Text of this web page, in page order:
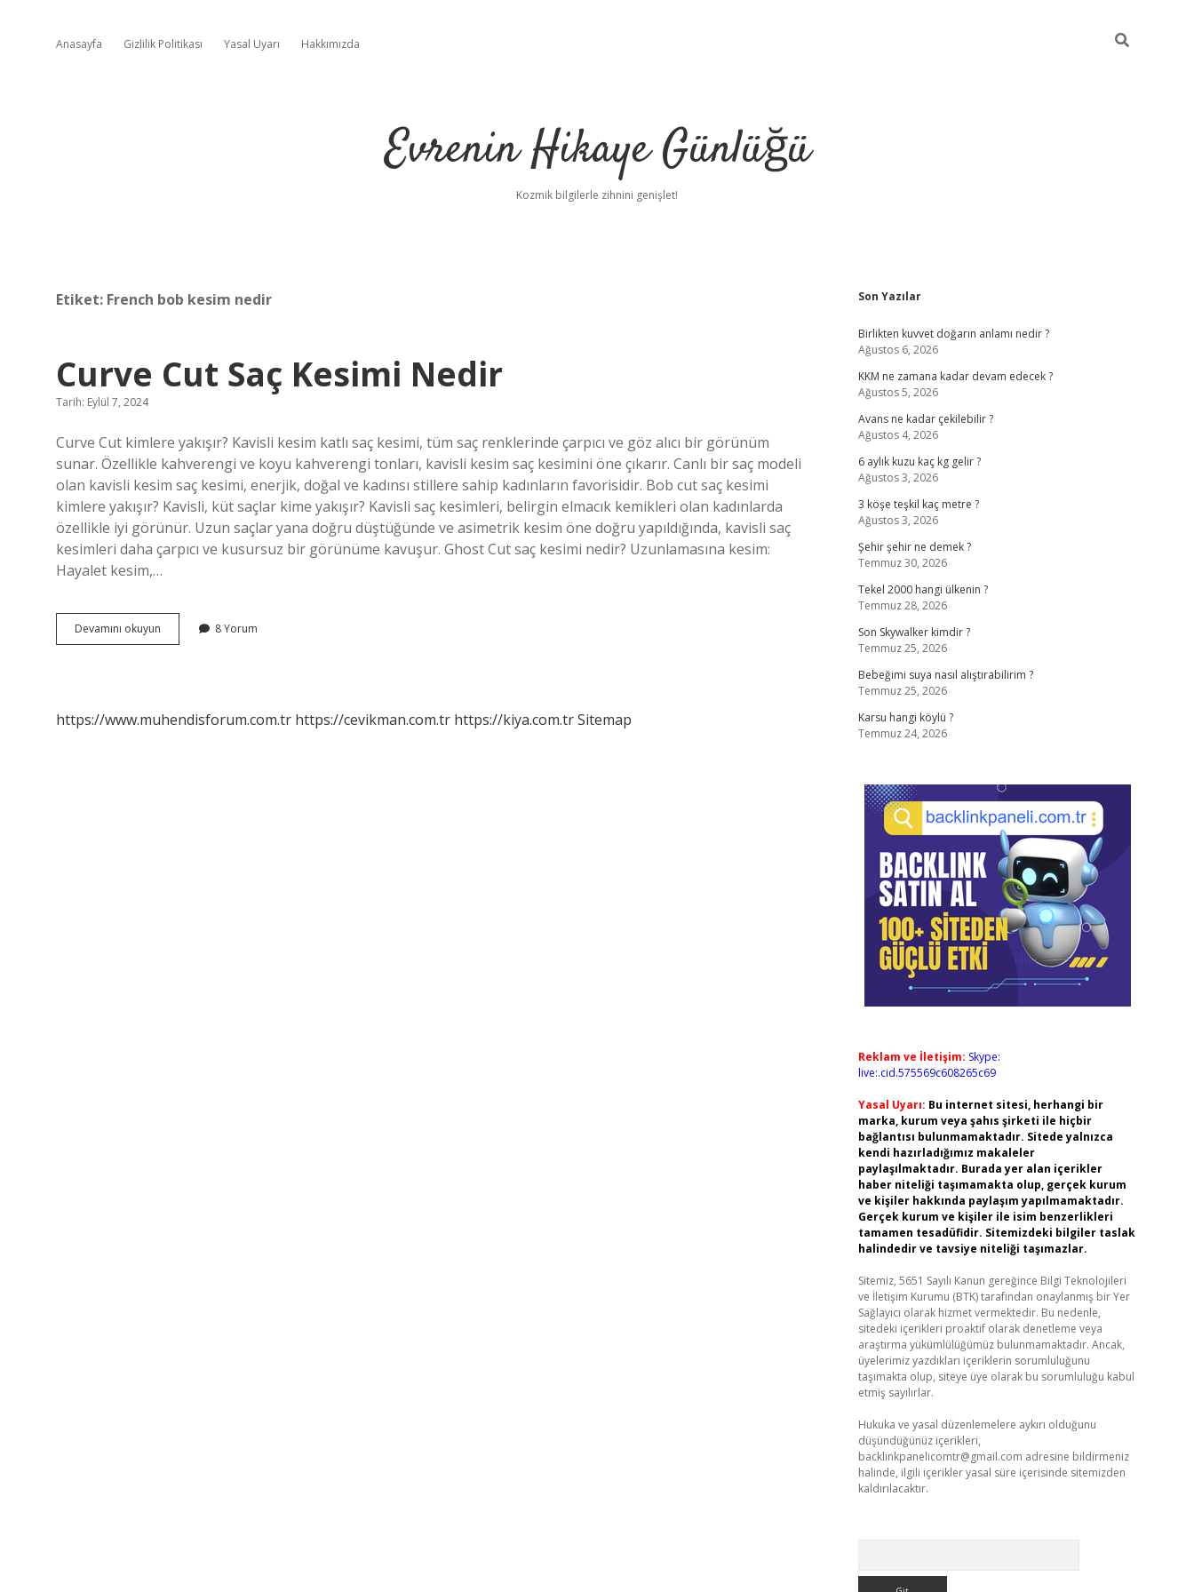
Anasayfa Gizlilik Politikası Yasal Uyarı Hakkımızda
Evrenin Hikaye Günlüğü
Kozmik bilgilerle zihnini genişlet!
Etiket: French bob kesim nedir
Curve Cut Saç Kesimi Nedir
Tarih: Eylül 7, 2024
Curve Cut kimlere yakışır? Kavisli kesim katlı saç kesimi, tüm saç renklerinde çarpıcı ve göz alıcı bir görünüm
sunar. Özellikle kahverengi ve koyu kahverengi tonları, kavisli kesim saç kesimini öne çıkarır. Canlı bir saç modeli
olan kavisli kesim saç kesimi, enerjik, doğal ve kadınsı stillere sahip kadınların favorisidir. Bob cut saç kesimi
kimlere yakışır? Kavisli, küt saçlar kime yakışır? Kavisli saç kesimleri, belirgin elmacık kemikleri olan kadınlarda
özellikle iyi görünür. Uzun saçlar yana doğru düştüğünde ve asimetrik kesim öne doğru yapıldığında, kavisli saç
kesimleri daha çarpıcı ve kusursuz bir görünüme kavuşur. Ghost Cut saç kesimi nedir? Uzunlamasına kesim:
Hayalet kesim,…
Devamını okuyun
Cut
8 Yorum
https://www.muhendisforum.com.tr https://cevikman.com.tr https://kiya.com.trSitemap
Sidebar
Son Yazılar
Birlikten kuvvet doğarın anlamı nedir ?
Ağustos 6, 2026
KKM ne zamana kadar devam edecek ?
Ağustos 5, 2026
Avans ne kadar çekilebilir ?
Ağustos 4, 2026
6 aylık kuzu kaç kg gelir ?
Ağustos 3, 2026
3 köşe teşkil kaç metre ?
Ağustos 3, 2026
Şehir şehir ne demek ?
Temmuz 30, 2026
Tekel 2000 hangi ülkenin ?
Temmuz 28, 2026
Son Skywalker kimdir ?
Temmuz 25, 2026
Bebeğimi suya nasıl alıştırabilirim ?
Temmuz 25, 2026
Karsu hangi köylü ?
Temmuz 24, 2026
Reklam ve İletişim: Skype:
live:.cid.575569c608265c69
Yasal Uyarı: Bu internet sitesi, herhangi bir
marka, kurum veya şahıs şirketi ile hiçbir
bağlantısı bulunmamaktadır. Sitede yalnızca
kendi hazırladığımız makaleler
paylaşılmaktadır. Burada yer alan içerikler
haber niteliği taşımamakta olup, gerçek kurum
ve kişiler hakkında paylaşım yapılmamaktadır.
Gerçek kurum ve kişiler ile isim benzerlikleri
tamamen tesadüfidir. Sitemizdeki bilgiler taslak
halindedir ve tavsiye niteliği taşımazlar.
Sitemiz, 5651 Sayılı Kanun gereğince Bilgi Teknolojileri
ve İletişim Kurumu (BTK) tarafından onaylanmış bir Yer
Sağlayıcı olarak hizmet vermektedir. Bu nedenle,
sitedeki içerikleri proaktif olarak denetleme veya
araştırma yükümlülüğümüz bulunmamaktadır. Ancak,
üyelerimiz yazdıkları içeriklerin sorumluluğunu
taşımakta olup, siteye üye olarak bu sorumluluğu kabul
etmiş sayılırlar.
Hukuka ve yasal düzenlemelere aykırı olduğunu
düşündüğünüz içerikleri,
backlinkpanelicomtr@gmail.com adresine bildirmeniz
halinde, ilgili içerikler yasal süre içerisinde sitemizden
kaldırılacaktır.